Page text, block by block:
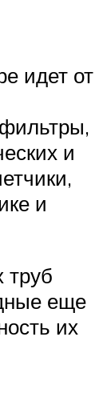
идет от
и
и
труб
еще
их